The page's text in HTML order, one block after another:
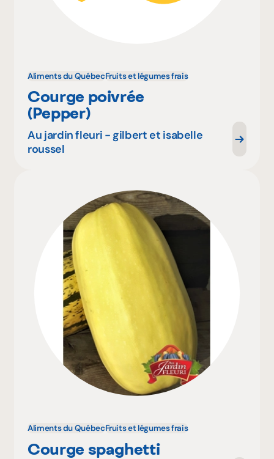
Aliments du QuébecFruits et légumes frais
Courge poivrée
(Pepper)
Au jardin fleuri - gilbert et isabelle
roussel
Aliments du QuébecFruits et légumes frais
Courge spaghetti